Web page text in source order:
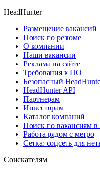
HeadHunter
Размещение вакансий
Поиск по резюме
О компании
Наши вакансии
Реклама на сайте
Требования к ПО
Безопасный
HeadHunter API
Партнерам
Инвесторам
Каталог компаний
Поиск по вакансиям в
Работа рядом с метро
Сетка: соцсеть для
Соискателям